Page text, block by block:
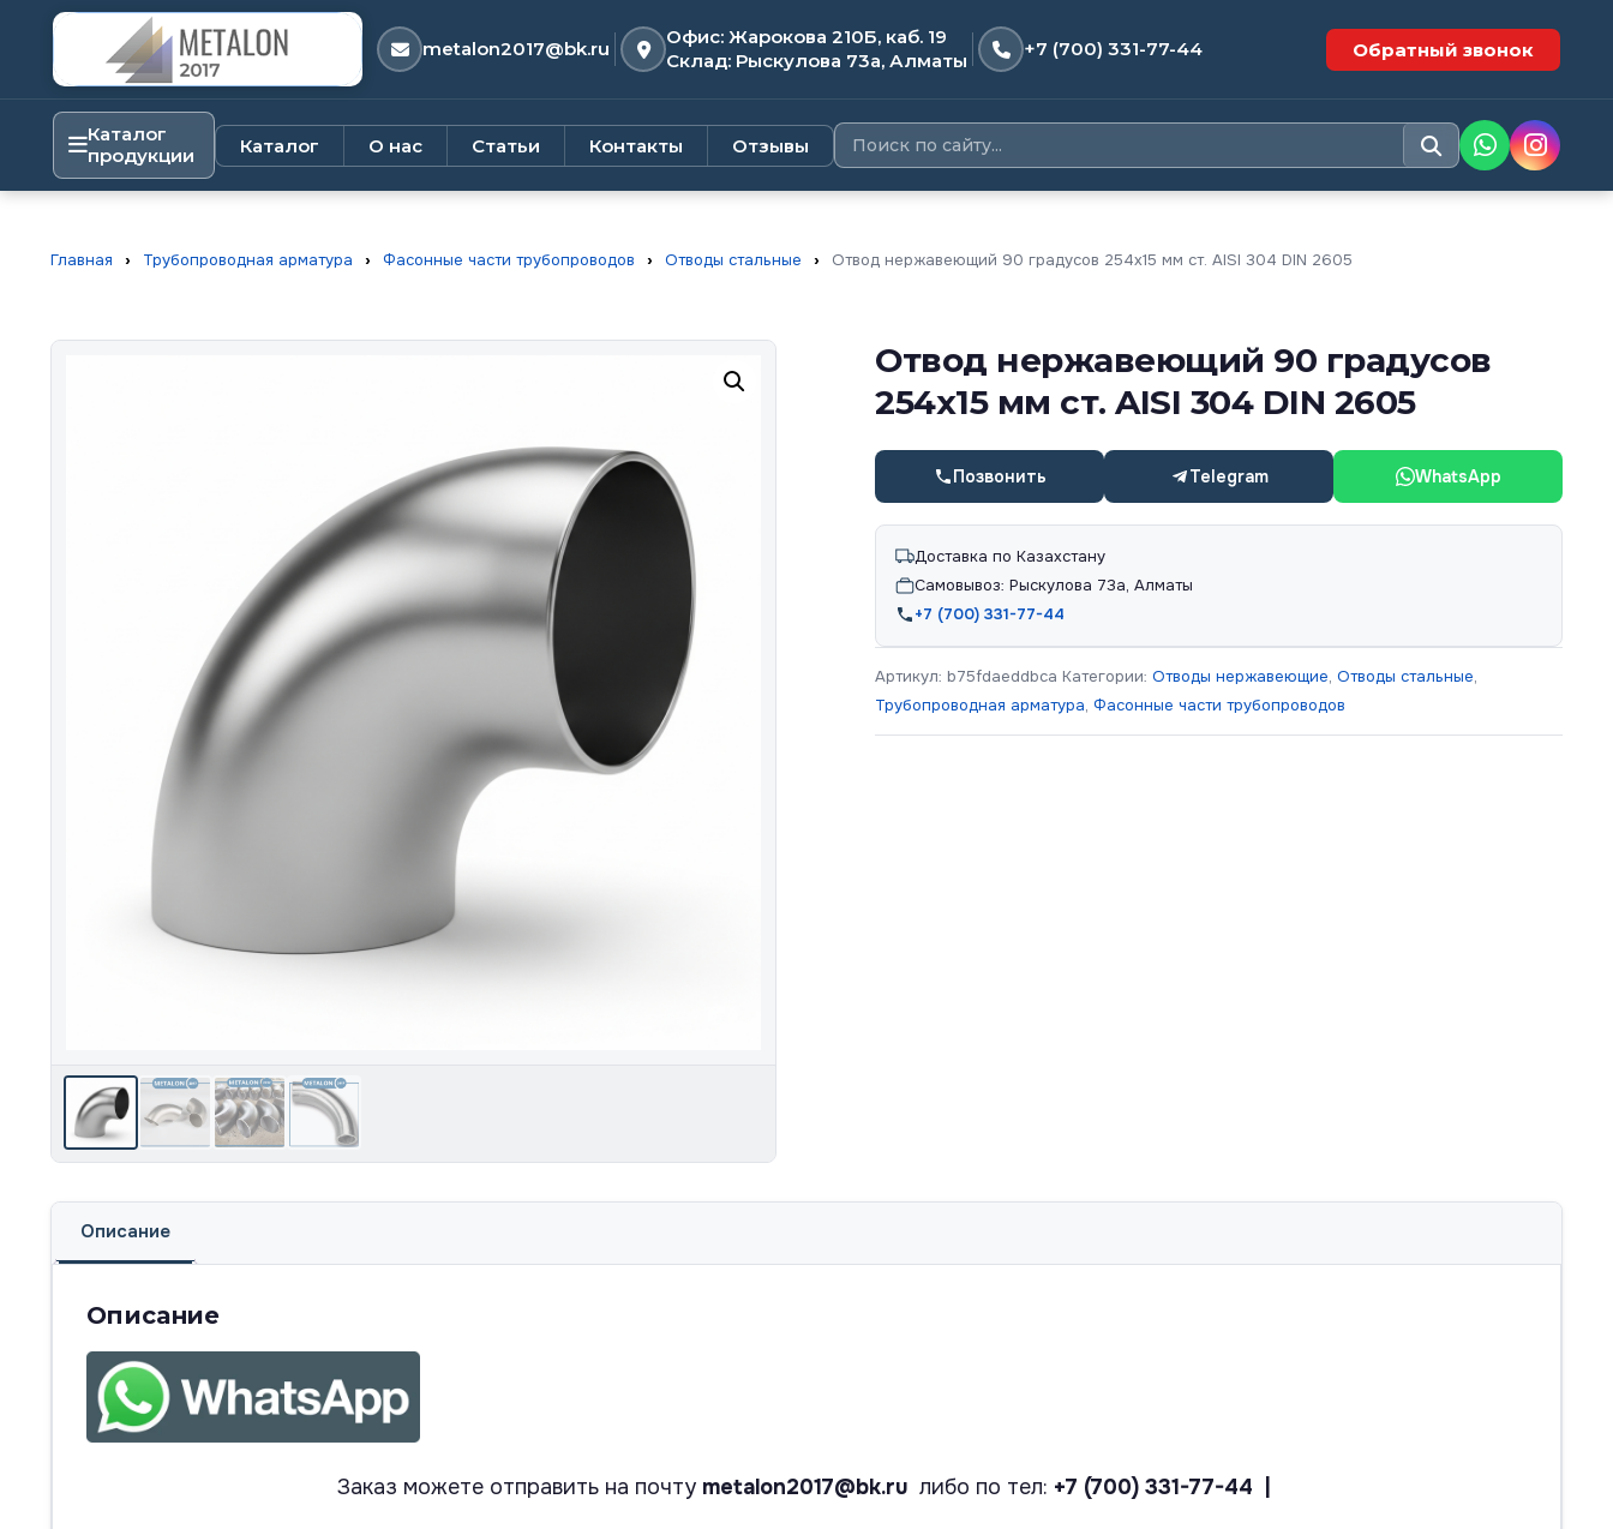
metalon2017@bk.ru
Офис: Жарокова 210Б, каб. 19
Склад: Рыскулова 73а, Алматы
+7 (700) 331-77-44 Обратный звонок
Каталог
продукции
Каталог О нас Статьи Контакты Отзывы
Главная › Трубопроводная арматура › Фасонные части трубопроводов › Отводы стальные › Отвод нержавеющий 90 градусов 254х15 мм ст. AISI 304 DIN 2605
Отвод нержавеющий 90 градусов
254х15 мм ст. AISI 304 DIN 2605
Позвонить Telegram WhatsApp
Доставка по Казахстану
Самовывоз: Рыскулова 73а, Алматы
+7 (700) 331-77-44
Артикул: b75fdaeddbca Категории:Отводы нержавеющие,Отводы стальные,
Трубопроводная арматура,Фасонные части трубопроводов
Описание
Описание
Заказ можете отправить на почту metalon2017@bk.ruлибо по тел: +7 (700) 331-77-44 |